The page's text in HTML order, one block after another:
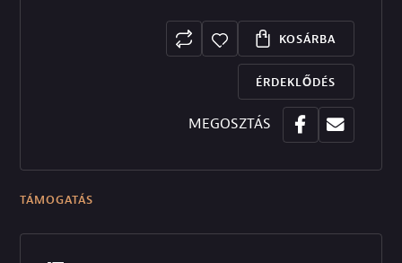
KOSÁRBA
ÉRDEKLŐDÉS
MEGOSZTÁS
TÁMOGATÁS